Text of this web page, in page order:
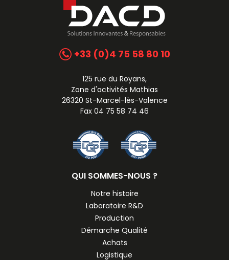
+33 (0)4 75 58 80 10
125 rue du Royans,
Zone d'activités Mathias
26320 St-Marcel-lès-Valence
Fax 04 75 58 74 46
QUI SOMMES-NOUS ?
Notre histoire
Laboratoire R&D
Production
Démarche Qualité
Achats
Logistique